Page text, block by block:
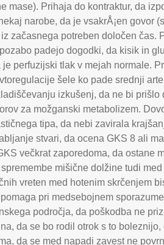
mase). Prihaja do kontraktur,da
narobe,da je vsakrÅ¡en govor
začasnega potreben določen čas.
padejo dogodki,da kisik in
perfuzijski tlak v mejah normale.
šele ko pade srednji
izkušenj,da ne bi prišlo
za možganski metabolizem.
tipa,da nebi zavirala
stvari,da ocena GKS 8 ali
večkrat zaporedoma,da ostane
mišične dolžine tudi
vreten med hotenim skrčenjem
pri medsebojnem
področja,da poškodba ne
,da se bo rodil otrok s to boleznijo,
,da se med napadi zavest ne